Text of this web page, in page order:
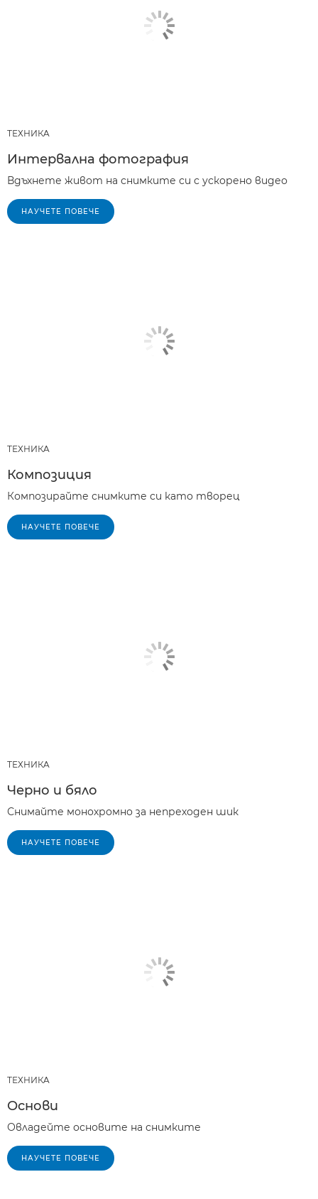
ТЕХНИКA
Интервална фотография
Вдъхнете живот на снимките си с ускорено видео
НАУЧЕТЕ ПОВЕЧЕ
ТЕХНИКA
Композиция
Композирайте снимките си като творец
НАУЧЕТЕ ПОВЕЧЕ
ТЕХНИКA
Черно и бяло
Снимайте монохромно за непреходен шик
НАУЧЕТЕ ПОВЕЧЕ
ТЕХНИКA
Основи
Овладейте основите на снимките
НАУЧЕТЕ ПОВЕЧЕ